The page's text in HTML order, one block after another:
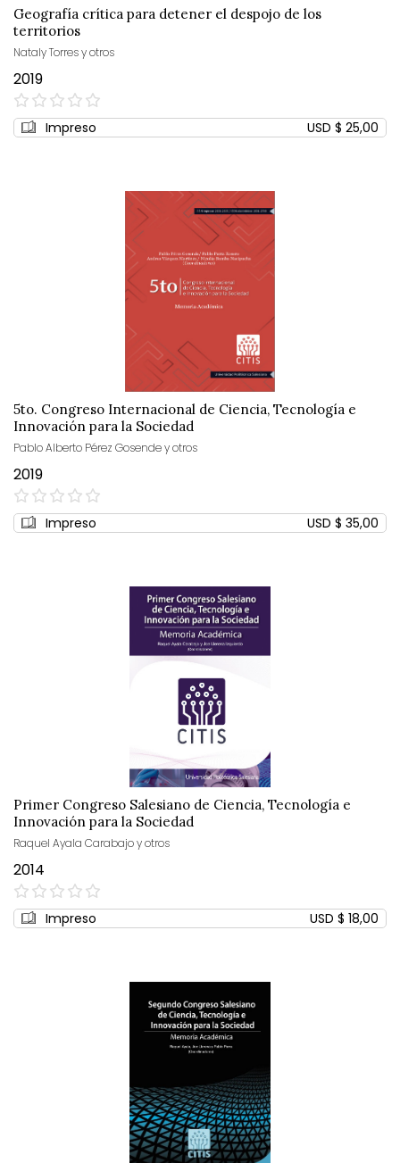
Geografía crítica para detener el despojo de los
territorios
Nataly Torres y otros
2019
0%
Impreso USD $ 25,00
5to. Congreso Internacional de Ciencia, Tecnología e
Innovación para la Sociedad
Pablo Alberto Pérez Gosende y otros
2019
0%
Impreso USD $ 35,00
Primer Congreso Salesiano de Ciencia, Tecnología e
Innovación para la Sociedad
Raquel Ayala Carabajo y otros
2014
0%
Impreso USD $ 18,00